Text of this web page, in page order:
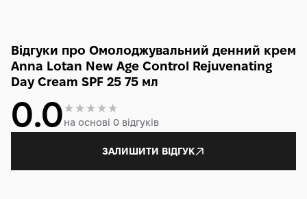
Відгуки про Омолоджувальний денний крем
Anna Lotan New Age Control Rejuvenating
Day Cream SPF 25 75 мл
0.0на основі 0 відгуків
ЗАЛИШИТИ ВІДГУК